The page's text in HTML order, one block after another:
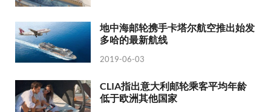
地中海邮轮携手卡塔尔航空推出始发
多哈的最新航线
2019-06-03
CLIA指出意大利邮轮乘客平均年龄
低于欧洲其他国家